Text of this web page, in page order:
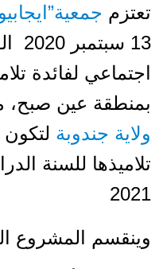
تعتزم
اجتماعي لفائدة
بمنطقة عين صبح،
ولاية جندوبة
2021
وينقسم المشروع